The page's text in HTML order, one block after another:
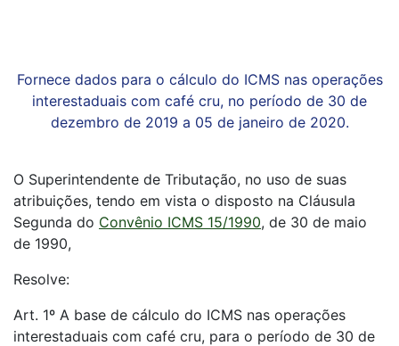
Fornece dados para o cálculo do ICMS nas operações
interestaduais com café cru, no período de 30 de
dezembro de 2019 a 05 de janeiro de 2020.
O Superintendente de Tributação, no uso de suas
atribuições, tendo em vista o disposto na Cláusula
Segunda do Convênio ICMS 15/1990, de 30 de maio
de 1990,
Resolve:
Art. 1º A base de cálculo do ICMS nas operações
interestaduais com café cru, para o período de 30 de